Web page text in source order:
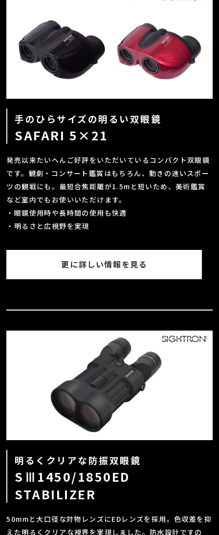
手のひらサイズの明るい双眼鏡
SAFARI 5×21
発売以来たいへんご好評をいただいているコンパクト双眼鏡
です。観劇・コンサート鑑賞はもちろん、動きの速いスポー
ツの観戦にも。最短合焦距離が1.5mと短いため、美術鑑賞
など室内でもお使いいただけます。
・眼鏡使用時や長時間の使用も快適
・明るさと広視野を実現
更に詳しい情報を見る
明るくクリアな防振双眼鏡
SⅢ1450/1850ED
STABILIZER
50mmと大口径な対物レンズにEDレンズを採用。色収差を抑
えた明るくクリアな視界を実現しました。防水設計ですの